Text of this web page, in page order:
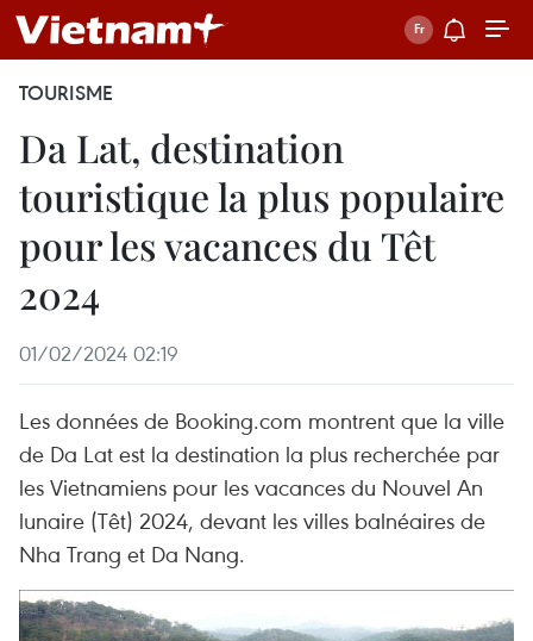
TOURISME
Da Lat, destination
touristique la plus populaire
pour les vacances du Têt
2024
01/02/2024 02:19
Les données de Booking.com montrent que la ville
de Da Lat est la destination la plus recherchée par
les Vietnamiens pour les vacances du Nouvel An
lunaire (Têt) 2024, devant les villes balnéaires de
Nha Trang et Da Nang.